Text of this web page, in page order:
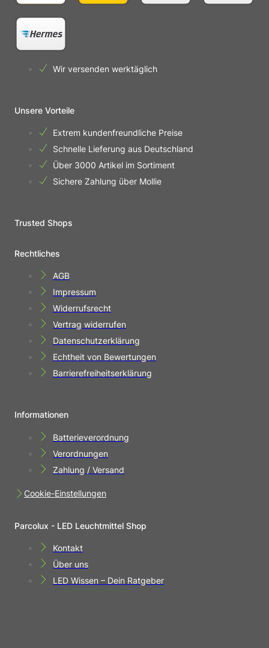
Wir versenden werktäglich
Unsere Vorteile
Extrem kundenfreundliche Preise
Schnelle Lieferung aus Deutschland
Über 3000 Artikel im Sortiment
Sichere Zahlung über Mollie
Trusted Shops
Rechtliches
AGB
Impressum
Widerrufsrecht
Vertrag widerrufen
Datenschutzerklärung
Echtheit von Bewertungen
Barrierefreiheitserklärung
Informationen
Batterieverordnung
Verordnungen
Zahlung / Versand
Cookie-Einstellungen
Parcolux - LED Leuchtmittel Shop
Kontakt
Über uns
LED Wissen – Dein Ratgeber